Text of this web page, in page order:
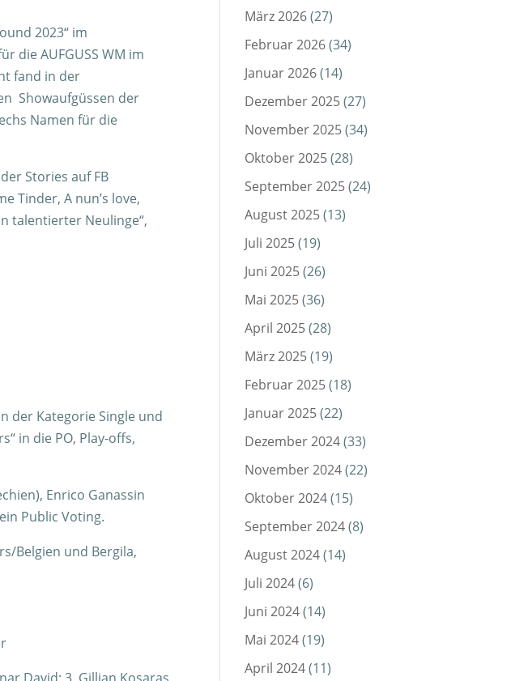
2023“ im
die AUFGUSS WM im
fand in der
Showaufgüssen der
Namen für die
Stories auf FB
Tinder, A nun’s love,
talentierter Neulinge“,
der Kategorie Single und
in die PO, Play-offs,
Enrico Ganassin
Public Voting.
Belgien und Bergila,
März 2026(27)
Februar 2026(34)
Januar 2026(14)
Dezember 2025(27)
November 2025(34)
Oktober 2025(28)
September 2025(24)
August 2025(13)
Juli 2025(19)
Juni 2025(26)
Mai 2025(36)
April 2025(28)
März 2025(19)
Februar 2025(18)
Januar 2025(22)
Dezember 2024(33)
November 2024(22)
Oktober 2024(15)
September 2024(8)
August 2024(14)
Juli 2024(6)
Juni 2024(14)
Mai 2024(19)
April 2024(11)